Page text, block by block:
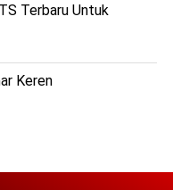
Terbaru Untuk
Keren